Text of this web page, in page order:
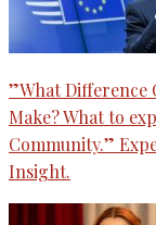
”What Difference
Make? What to
Community.”
Insight.